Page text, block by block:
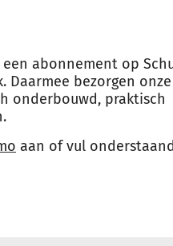
abonnement op
Daarmee bezorgen onze
onderbouwd, praktisch
aan of vul onderstaand